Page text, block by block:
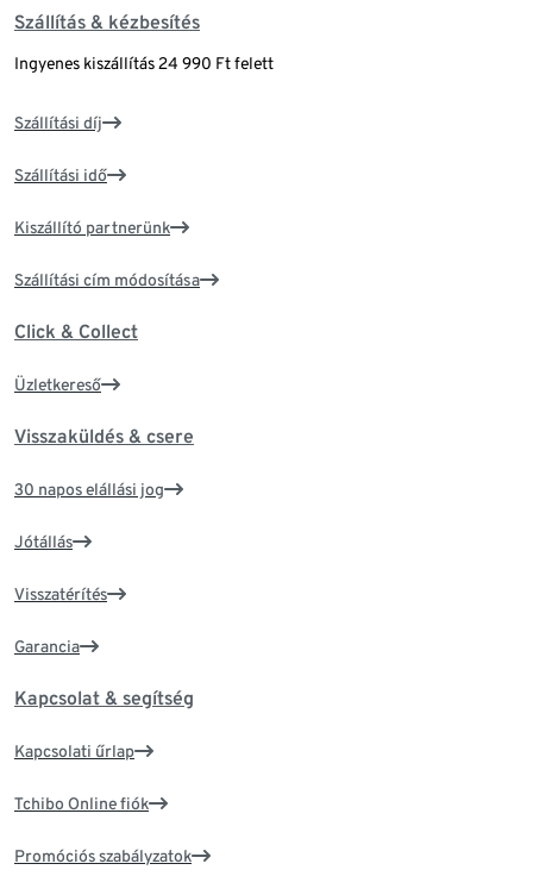
Szállítás & kézbesítés
Ingyenes kiszállítás 24 990 Ft felett
Szállítási díj
Szállítási idő
Kiszállító partnerünk
Szállítási cím módosítása
Click & Collect
Üzletkereső
Visszaküldés & csere
30 napos elállási jog
Jótállás
Visszatérítés
Garancia
Kapcsolat & segítség
Kapcsolati űrlap
Tchibo Online fiók
Promóciós szabályzatok